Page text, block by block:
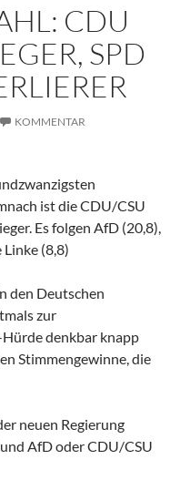
CDU
SPD
KOMMENTAR
ist die CDU/CSU
Es folgen AfD (20,8),
Linke (8,8)
den Deutschen
zur
denkbar knapp
Stimmengewinne, die
neuen Regierung
AfD oder CDU/CSU